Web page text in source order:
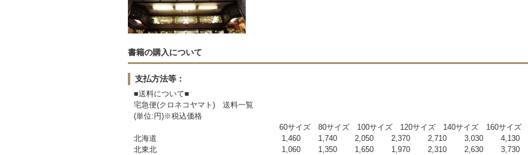
書籍の購入について
支払方法等：
■送料について■
宅急便(クロネコヤマト) 送料一覧
(単位:円)※税込価格
60サイズ 80サイズ 100サイズ 120サイズ 140サイズ 160サイズ
北海道 1,460 1,740 2,050 2,370 2,710 3,030 4,130
北東北 1,060 1,350 1,650 1,970 2,310 2,630 3,730